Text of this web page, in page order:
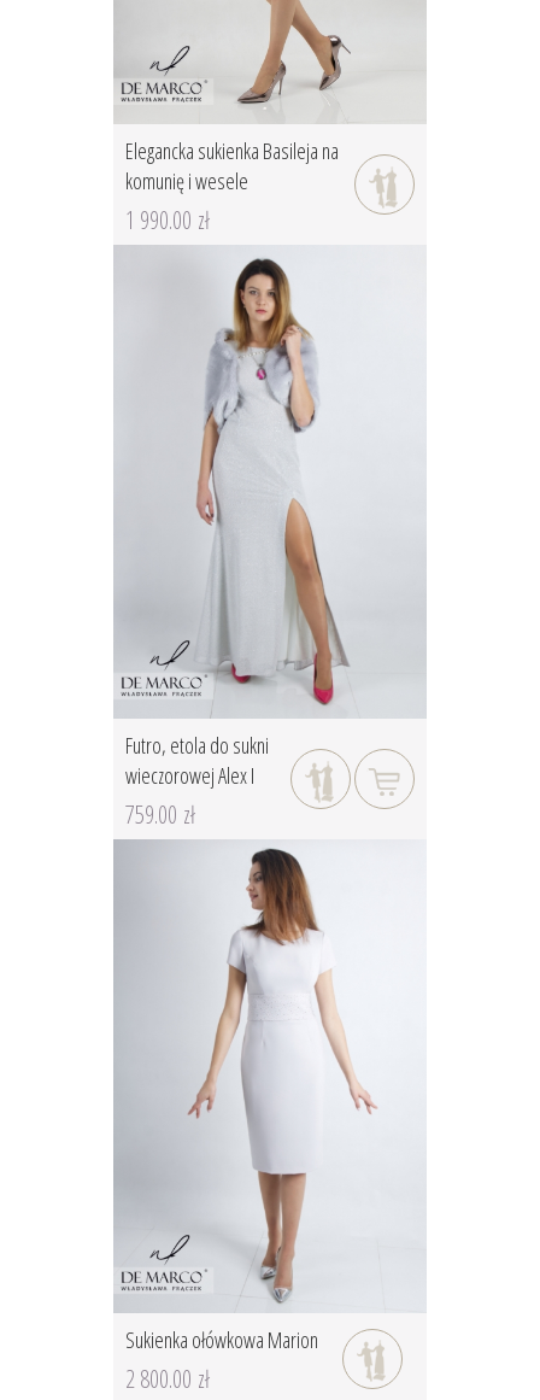
Elegancka sukienka Basileja na
komunię i wesele
1 990.00 zł
Futro, etola do sukni
wieczorowej Alex I
759.00 zł
Sukienka ołówkowa Marion
2 800.00 zł